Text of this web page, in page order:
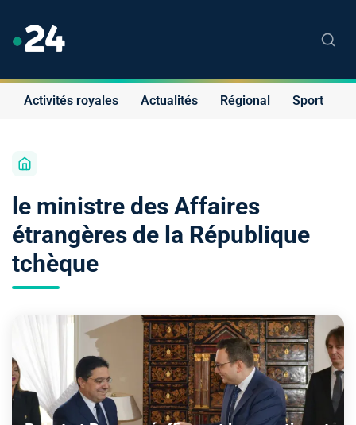
Activités royales Actualités Régional Sport
le ministre des Affaires
étrangères de la République
tchèque